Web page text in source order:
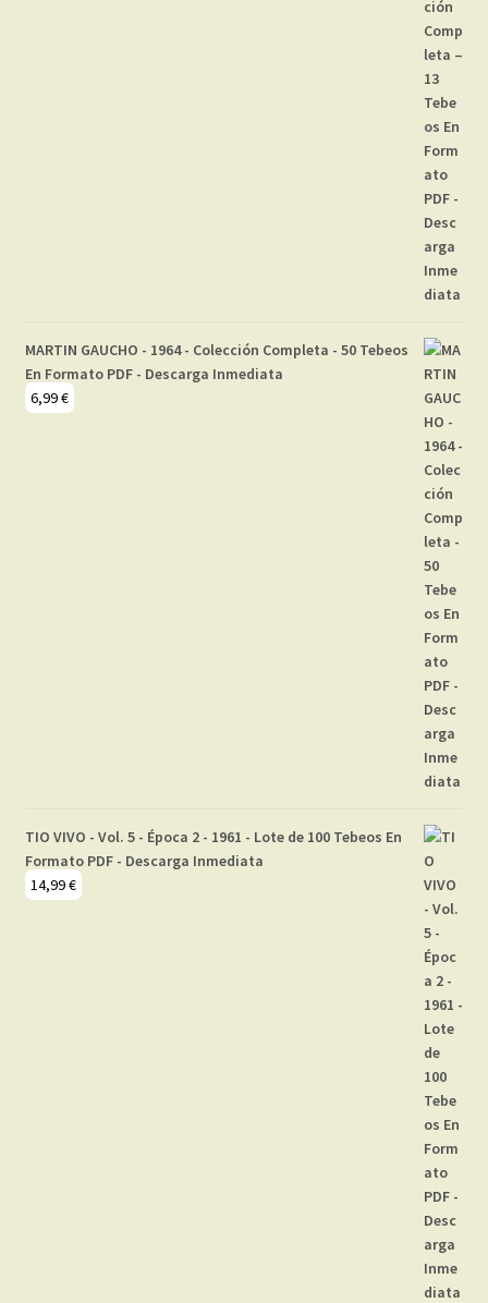
MARTIN GAUCHO - 1964 - Colección Completa - 50 Tebeos
En Formato PDF - Descarga Inmediata
6,99€
TIO VIVO - Vol. 5 - Época 2 - 1961 - Lote de 100 Tebeos En
Formato PDF - Descarga Inmediata
14,99€